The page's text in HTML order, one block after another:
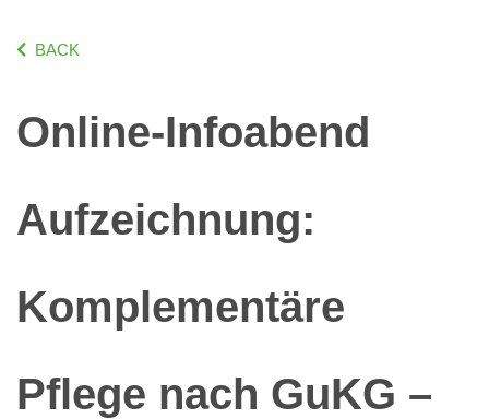
BACK
Online-Infoabend
Aufzeichnung:
Komplementäre
Pflege nach GuKG –